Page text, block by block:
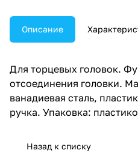
Описание
Для торцевых головок.
отсоединения головки.
ванадиевая сталь,
ручка. Упаковка:
Назад к списку